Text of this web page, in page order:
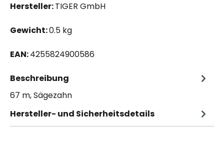
Hersteller:TIGER GmbH
Gewicht:0.5 kg
EAN:4255824900586
Beschreibung
67 m, Sägezahn
Hersteller- und Sicherheitsdetails